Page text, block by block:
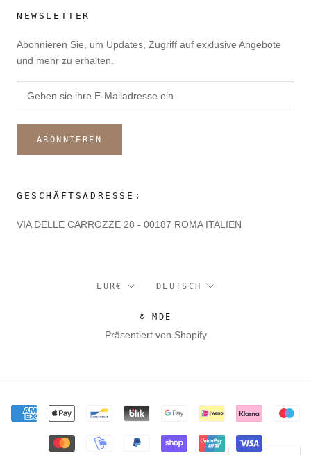
NEWSLETTER
Abonnieren Sie, um Updates, Zugriff auf exklusive Angebote
und mehr zu erhalten.
ABONNIEREN
GESCHÄFTSADRESSE:
VIA DELLE CARROZZE 28 - 00187 ROMA ITALIEN
Währung
EUR€ Sprache
DEUTSCH
© MDE
Präsentiert von Shopify